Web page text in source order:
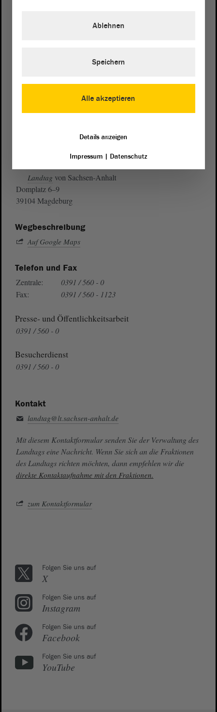
Landtag von Sachsen-Anhalt
Domplatz 6–9
39104 Magdeburg
Wegbeschreibung
Auf Google Maps
Telefon und Fax
Zentrale:
0391 / 560 - 0
Fax:
0391 / 560 - 1123
Presse- und Öffentlichkeitsarbeit
0391 / 560 - 0
Besucherdienst
0391 / 560 - 0
Kontakt
landtag@lt.sachsen-anhalt.de
Mit diesem Kontaktformular senden Sie der Verwaltung des
Landtags eine Nachricht. Wenn Sie sich an die Fraktionen
des Landtags richten möchten, dann empfehlen wir die
direkte Kontaktaufnahme mit den Fraktionen.
zum Kontaktformular
Folgen Sie uns auf
X
Folgen Sie uns auf
Instagram
Folgen Sie uns auf
Facebook
Folgen Sie uns auf
YouTube
Alle akzeptieren
Ablehnen
Speichern
Details anzeigen
Impressum| Datenschutz